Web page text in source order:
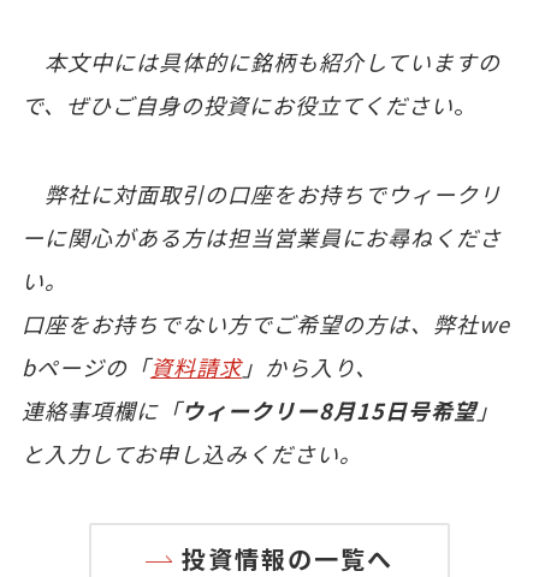
本文中には具体的に銘柄も紹介していますの
で、ぜひご自身の投資にお役立てください。
弊社に対面取引の口座をお持ちでウィークリ
ーに関心がある方は担当営業員にお尋ねくださ
い。
口座をお持ちでない方でご希望の方は、弊社we
bページの「資料請求」から入り、
連絡事項欄に「ウィークリー8月15日号希望」
と入力してお申し込みください。
投資情報の一覧へ